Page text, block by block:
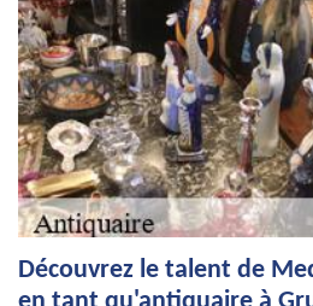
Découvrez le talent de